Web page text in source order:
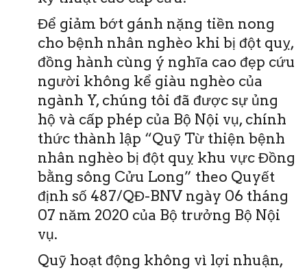
Để giảm bớt gánh nặng tiền nong
cho bệnh nhân nghèo khi bị đột quỵ,
đồng hành cùng ý nghĩa cao đẹp cứu
người không kể giàu nghèo của
ngành Y, chúng tôi đã được sự ủng
hộ và cấp phép của Bộ Nội vụ, chính
thức thành lập “Quỹ Từ thiện bệnh
nhân nghèo bị đột quỵ khu vực Đồng
bằng sông Cửu Long” theo Quyết
định số 487/QĐ-BNV ngày 06 tháng
07 năm 2020 của Bộ trưởng Bộ Nội
vụ.
Quỹ hoạt động không vì lợi nhuận,